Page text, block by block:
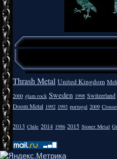
Thrash Metal United Kingdom
2000 glam rock Sweden 1998 Switzerland
Doom Metal 1992 1993 portugal 2009
2013 Chile 2014 1986 2015 Stoner Metal